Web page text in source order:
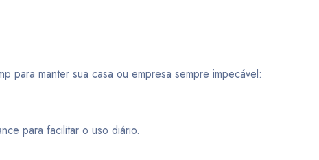
para manter sua casa ou empresa sempre impecável:
para facilitar o uso diário.